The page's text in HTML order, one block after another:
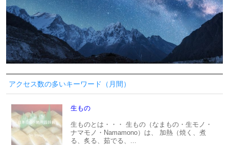
アクセス数の多いキーワード（月間）
生もの
生ものとは・・・ 生もの（なまもの・生モノ・
ナマモノ・Namamono）は、 加熱（焼く、煮
る、炙る、茹でる、...